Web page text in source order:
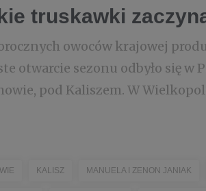
truskawki
owoców krajowej
otwarcie sezonu odbyło się
pod Kaliszem. W
KALISZ MANUELA I ZENON JANIAK